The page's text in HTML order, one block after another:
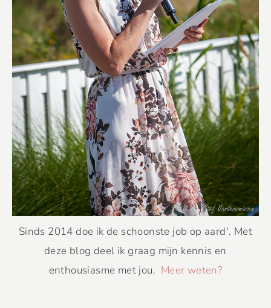
Sinds 2014 doe ik de schoonste job op aard'. Met
deze blog deel ik graag mijn kennis en
enthousiasme met jou. Meer weten?